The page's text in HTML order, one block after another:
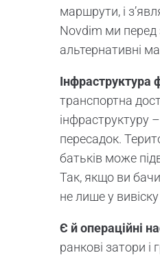
маршрути, і
Novdim ми перед
альтернативні
Інфраструктура
транспортна
інфраструктуру
пересадок.
батьків може
Так, якщо ви
не лише у
Є й операційні
ранкові затори